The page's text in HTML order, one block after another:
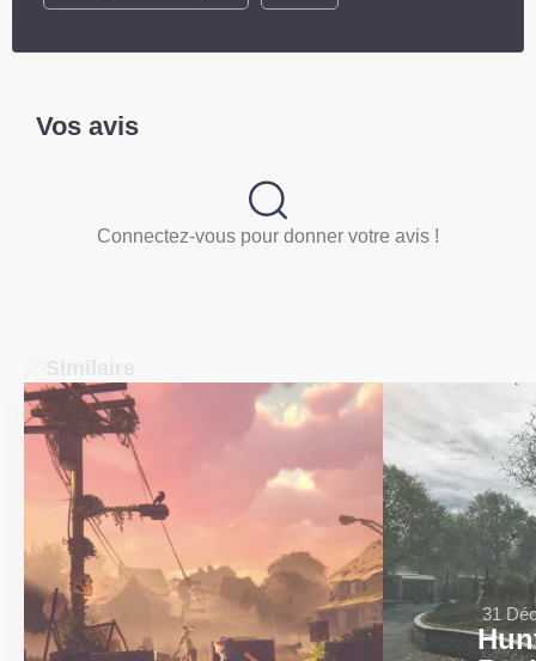
Vos avis
Connectez-vous pour donner votre avis !
31